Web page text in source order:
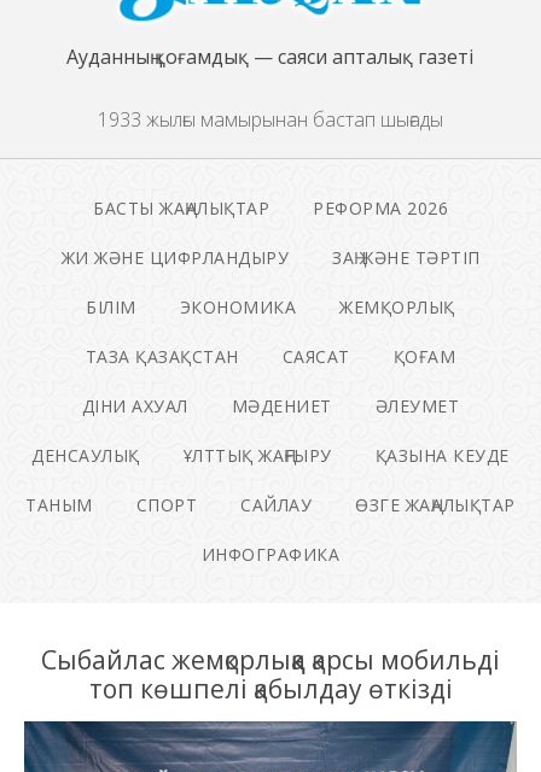
Ауданның қоғамдық — саяси апталық газеті
1933 жылғы мамырынан бастап шығады
БАСТЫ ЖАҢАЛЫҚТАР РЕФОРМА 2026
ЖИ ЖӘНЕ ЦИФРЛАНДЫРУ ЗАҢ ЖӘНЕ ТӘРТІП
БІЛІМ ЭКОНОМИКА ЖЕМҚОРЛЫҚ
ТАЗА ҚАЗАҚСТАН САЯСАТ ҚОҒАМ
ДІНИ АХУАЛ МӘДЕНИЕТ ӘЛЕУМЕТ
ДЕНСАУЛЫҚ ҰЛТТЫҚ ЖАҢҒЫРУ ҚАЗЫНА КЕУДЕ
ТАНЫМ СПОРТ САЙЛАУ ӨЗГЕ ЖАҢАЛЫҚТАР
ИНФОГРАФИКА
Сыбайлас жемқорлыққа қарсы мобильді
топ көшпелі қабылдау өткізді